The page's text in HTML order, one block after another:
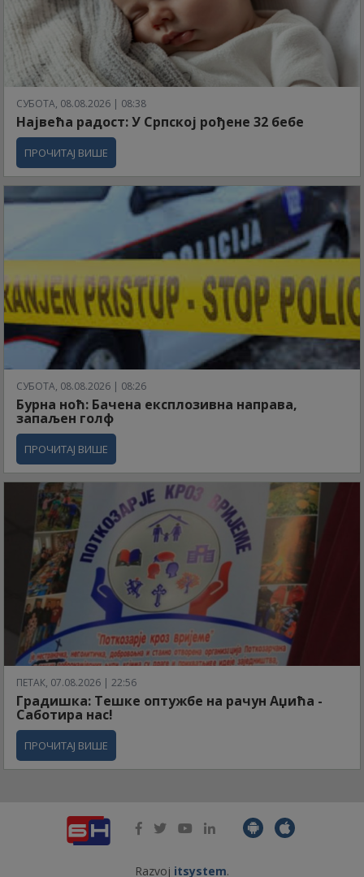
СУБОТА, 08.08.2026 | 08:38
Највећа радост: У Српској рођене 32 бебе
ПРОЧИТАЈ ВИШЕ
СУБОТА, 08.08.2026 | 08:26
Бурна ноћ: Бачена експлозивна направа,
запаљен голф
ПРОЧИТАЈ ВИШЕ
ПЕТАК, 07.08.2026 | 22:56
Градишка: Тешке оптужбе на рачун Аџића -
Саботира нас!
ПРОЧИТАЈ ВИШЕ
Razvoj itsystem.